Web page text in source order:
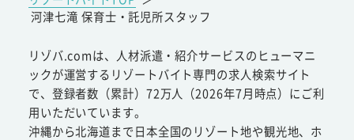
河津七滝 保育士・託児所スタッフ
リゾバ.comは、人材派遣・紹介サービスのヒューマニ
ックが運営するリゾートバイト専門の求人検索サイト
で、登録者数（累計）72万人（2026年7月時点）にご利
用いただいています。
沖縄から北海道まで日本全国のリゾート地や観光地、ホ